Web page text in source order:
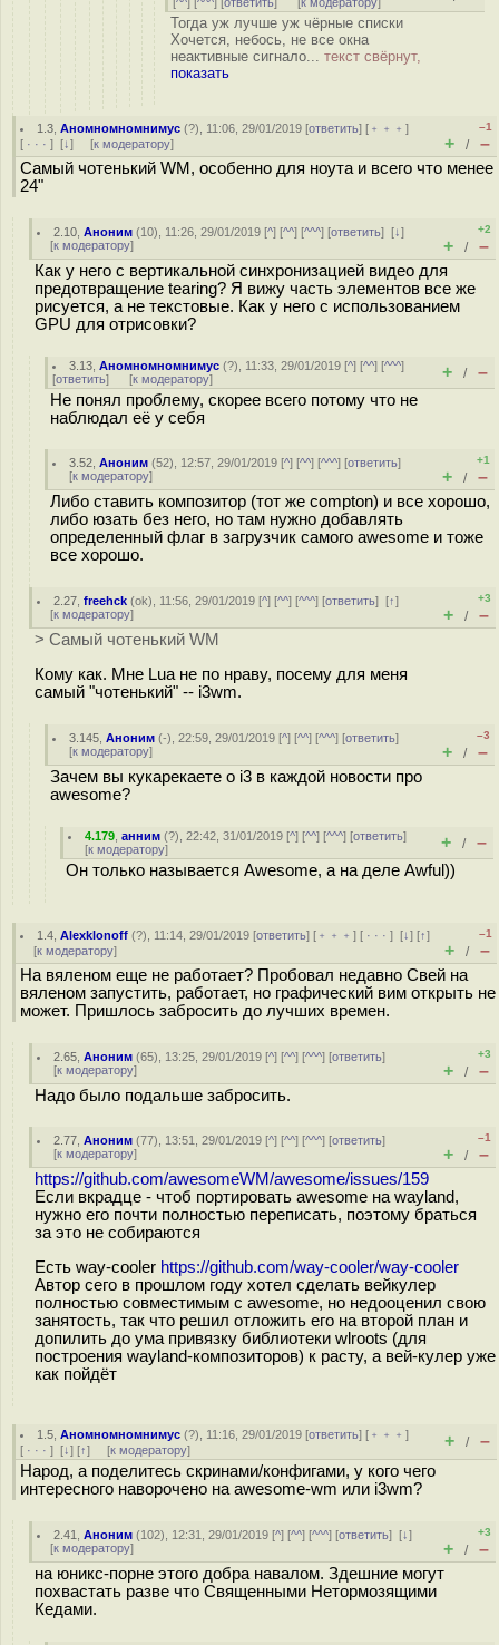
Тогда уж лучше уж чёрные списки
Хочется, небось, не все окна
неактивные сигнало... текст свёрнут,
показать
1.3 ,Аномномномнимус (?), 11:06, 29/01/2019 [ответить] [ ﹢﹢﹢]
[ · · · ] [↓] [к модератору]
–1
+ / –
Самый чотенький WM, особенно для ноута и всего что менее
24"
2.10 ,Аноним (10), 11:26, 29/01/2019 [^] [^^] [^^^] [ответить][↓]
[к модератору]
+2
+ / –
Как у него с вертикальной синхронизацией видео для
предотвращение tearing? Я вижу часть элементов все же
рисуется, а не текстовые. Как у него с использованием
GPU для отрисовки?
3.13 ,Аномномномнимус (?), 11:33, 29/01/2019 [^] [^^] [^^^]
[ответить] [к модератору] + / –
Не понял проблему, скорее всего потому что не
наблюдал её у себя
3.52 ,Аноним (52), 12:57, 29/01/2019 [^] [^^] [^^^] [ответить]
[к модератору]
+1
+ / –
Либо ставить композитор (тот же compton) и все хорошо,
либо юзать без него, но там нужно добавлять
определенный флаг в загрузчик самого awesome и тоже
все хорошо.
2.27 ,freehck (ok), 11:56, 29/01/2019 [^] [^^] [^^^] [ответить][↑]
[к модератору]
+3
+ / –
> Самый чотенький WM
Кому как. Мне Lua не по нраву, посему для меня
самый "чотенький" -- i3wm.
3.145 ,Аноним (-), 22:59, 29/01/2019 [^] [^^] [^^^] [ответить]
[к модератору]
–3
+ / –
Зачем вы кукарекаете о i3 в каждой новости про
awesome?
4.179 ,анним (?), 22:42, 31/01/2019 [^] [^^] [^^^] [ответить]
[к модератору] + / –
Он только называется Awesome, а на деле Awful))
1.4 ,Alexklonoff (?), 11:14, 29/01/2019 [ответить] [ ﹢﹢﹢] [ · · ·][↓] [↑]
[к модератору]
–1
+ / –
На вяленом еще не работает? Пробовал недавно Свей на
вяленом запустить, работает, но графический вим открыть не
может. Пришлось забросить до лучших времен.
2.65 ,Аноним (65), 13:25, 29/01/2019 [^] [^^] [^^^] [ответить]
[к модератору]
+3
+ / –
Надо было подальше забросить.
2.77 ,Аноним (77), 13:51, 29/01/2019 [^] [^^] [^^^] [ответить]
[к модератору]
–1
+ / –
https://github.com/awesomeWM/awesome/issues/159
Если вкрадце - чтоб портировать awesome на wayland,
нужно его почти полностью переписать, поэтому браться
за это не собираются
Есть way-cooler https://github.com/way-cooler/way-cooler
Автор сего в прошлом году хотел сделать вейкулер
полностью совместимым с awesome, но недооценил свою
занятость, так что решил отложить его на второй план и
допилить до ума привязку библиотеки wlroots (для
построения wayland-композиторов) к расту, а вей-кулер уже
как пойдёт
1.5 ,Аномномномнимус (?), 11:16, 29/01/2019 [ответить] [ ﹢﹢﹢]
[ · · · ] [↓] [↑] [к модератору] + / –
Народ, а поделитесь скринами/конфигами, у кого чего
интересного наворочено на awesome-wm или i3wm?
2.41 ,Аноним (102), 12:31, 29/01/2019 [^] [^^] [^^^] [ответить][↓]
[к модератору]
+3
+ / –
на юникс-порне этого добра навалом. Здешние могут
похвастать разве что Священными Нетормозящими
Кедами.